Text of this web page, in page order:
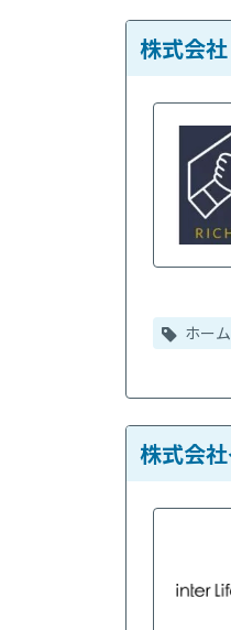
株式会
ホー
株式会